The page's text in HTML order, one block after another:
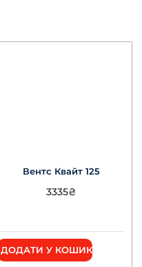
Вентс Квайт 125
3335₴
ДОДАТИ У КОШИК